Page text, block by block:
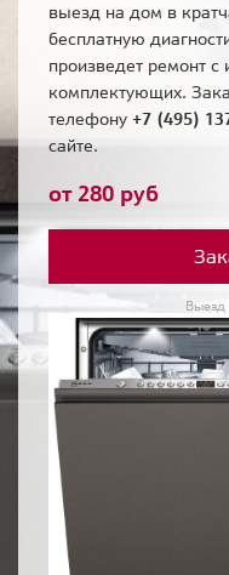
выезд на дом в
бесплатную
произведет ремонт с
комплектующих.
телефону +7 (495)
сайте.
от 280 руб
Выезд